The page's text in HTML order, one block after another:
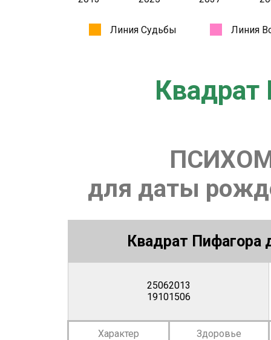
Квадрат
для даты
Квадрат Пифагора
25062013
19101506
Характер
Здоровье